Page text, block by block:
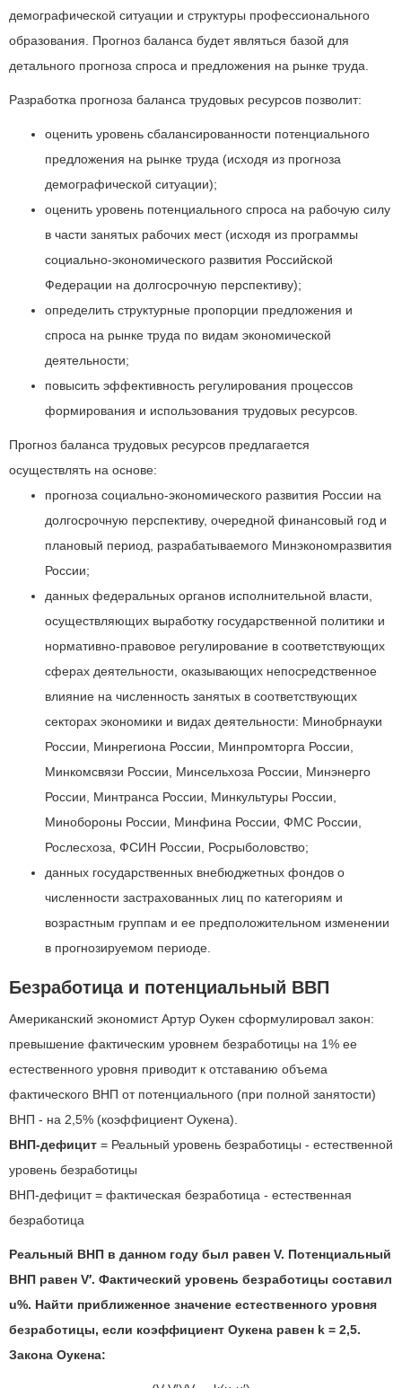
демографической ситуации и структуры профессионального
образования. Прогноз баланса будет являться базой для
детального прогноза спроса и предложения на рынке труда.
Разработка прогноза баланса трудовых ресурсов позволит:
оценить уровень сбалансированности потенциального
предложения на рынке труда (исходя из прогноза
демографической ситуации);
оценить уровень потенциального спроса на рабочую силу
в части занятых рабочих мест (исходя из программы
социально-экономического развития Российской
Федерации на долгосрочную перспективу);
определить структурные пропорции предложения и
спроса на рынке труда по видам экономической
деятельности;
повысить эффективность регулирования процессов
формирования и использования трудовых ресурсов.
Прогноз баланса трудовых ресурсов предлагается
осуществлять на основе:
прогноза социально-экономического развития России на
долгосрочную перспективу, очередной финансовый год и
плановый период, разрабатываемого Минэкономразвития
России;
данных федеральных органов исполнительной власти,
осуществляющих выработку государственной политики и
нормативно-правовое регулирование в соответствующих
сферах деятельности, оказывающих непосредственное
влияние на численность занятых в соответствующих
секторах экономики и видах деятельности: Минобрнауки
России, Минрегиона России, Минпромторга России,
Минкомсвязи России, Минсельхоза России, Минэнерго
России, Минтранса России, Минкультуры России,
Минобороны России, Минфина России, ФМС России,
Рослесхоза, ФСИН России, Росрыболовство;
данных государственных внебюджетных фондов о
численности застрахованных лиц по категориям и
возрастным группам и ее предположительном изменении
в прогнозируемом периоде.
Безработица и потенциальный ВВП
Американский экономист Артур Оукен сформулировал закон:
превышение фактическим уровнем безработицы на 1% ее
естественного уровня приводит к отставанию объема
фактического ВНП от потенциального (при полной занятости)
ВНП - на 2,5% (коэффициент Оукена).
ВНП-дефицит = Реальный уровень безработицы - естественной
уровень безработицы
ВНП-дефицит = фактическая безработица - естественная
безработица
Реальный ВНП в данном году был равен V. Потенциальный
ВНП равен V′. Фактический уровень безработицы составил
u%. Найти приближенное значение естественного уровня
безработицы, если коэффициент Оукена равен k = 2,5.
Закона Оукена: